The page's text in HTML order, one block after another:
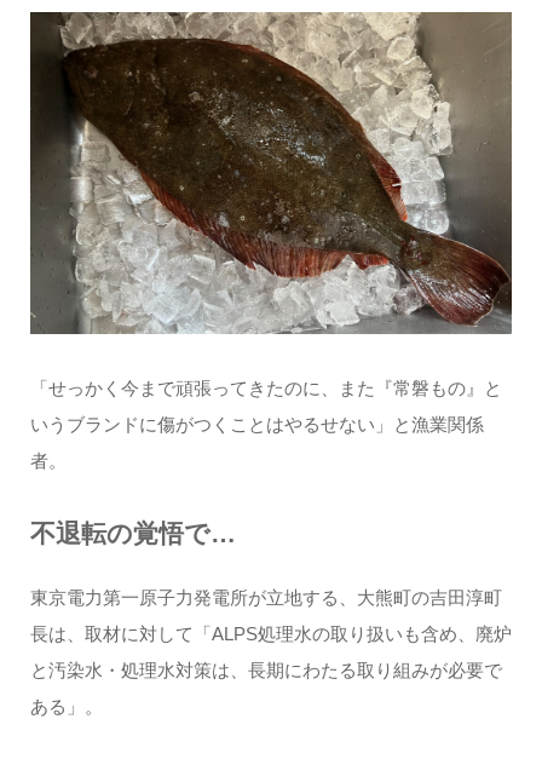
「せっかく今まで頑張ってきたのに、また『常磐もの』と
いうブランドに傷がつくことはやるせない」と漁業関係
者。
不退転の覚悟で…
東京電力第一原子力発電所が立地する、大熊町の吉田淳町
長は、取材に対して「ALPS処理水の取り扱いも含め、廃炉
と汚染水・処理水対策は、長期にわたる取り組みが必要で
ある」。